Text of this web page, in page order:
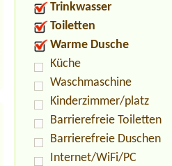
Trinkwasser
Toiletten
Warme Dusche
Küche
Waschmaschine
Kinderzimmer/platz
Barrierefreie Toiletten
Barrierefreie Duschen
Internet/WiFi/PC